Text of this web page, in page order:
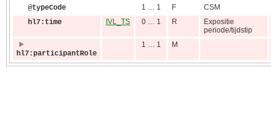
@typeCode
1 … 1 F
CSM
hl7:time
IVL_TS 0 … 1 R
Expositie
periode/tijdstip
hl7:participantRole
1 … 1 M